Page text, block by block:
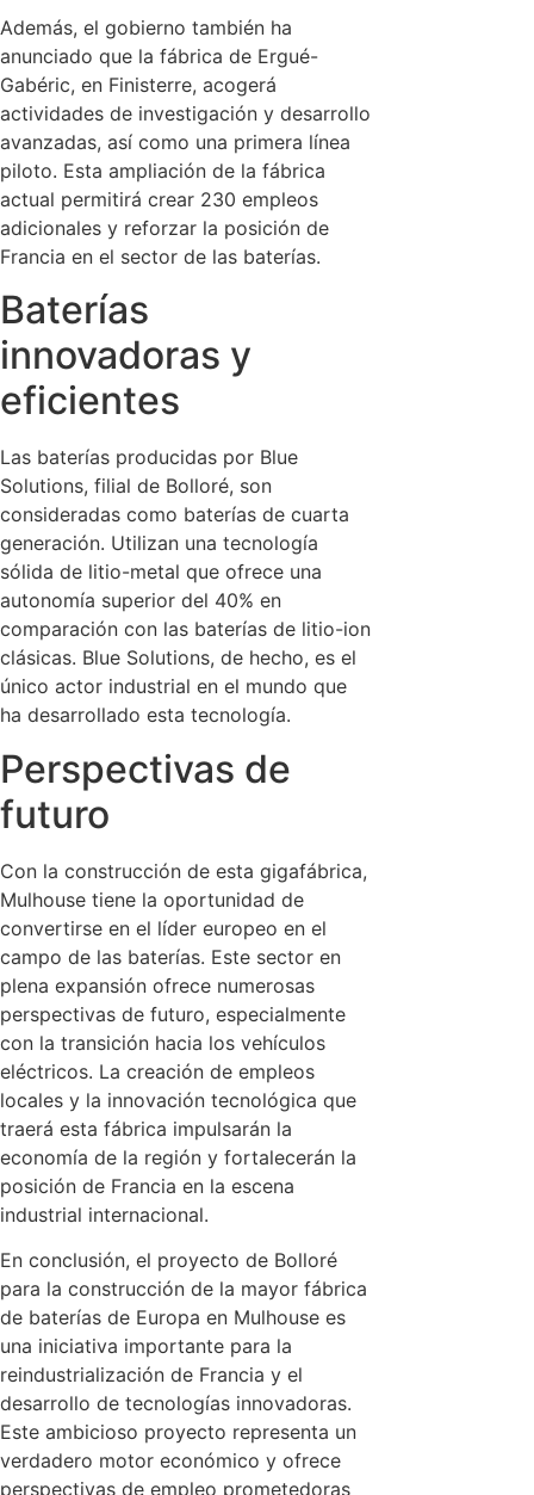
Además, el gobierno también ha
anunciado que la fábrica de Ergué-
Gabéric, en Finisterre, acogerá
actividades de investigación y desarrollo
avanzadas, así como una primera línea
piloto. Esta ampliación de la fábrica
actual permitirá crear 230 empleos
adicionales y reforzar la posición de
Francia en el sector de las baterías.
Baterías
innovadoras y
eficientes
Las baterías producidas por Blue
Solutions, filial de Bolloré, son
consideradas como baterías de cuarta
generación. Utilizan una tecnología
sólida de litio-metal que ofrece una
autonomía superior del 40% en
comparación con las baterías de litio-ion
clásicas. Blue Solutions, de hecho, es el
único actor industrial en el mundo que
ha desarrollado esta tecnología.
Perspectivas de
futuro
Con la construcción de esta gigafábrica,
Mulhouse tiene la oportunidad de
convertirse en el líder europeo en el
campo de las baterías. Este sector en
plena expansión ofrece numerosas
perspectivas de futuro, especialmente
con la transición hacia los vehículos
eléctricos. La creación de empleos
locales y la innovación tecnológica que
traerá esta fábrica impulsarán la
economía de la región y fortalecerán la
posición de Francia en la escena
industrial internacional.
En conclusión, el proyecto de Bolloré
para la construcción de la mayor fábrica
de baterías de Europa en Mulhouse es
una iniciativa importante para la
reindustrialización de Francia y el
desarrollo de tecnologías innovadoras.
Este ambicioso proyecto representa un
verdadero motor económico y ofrece
perspectivas de empleo prometedoras